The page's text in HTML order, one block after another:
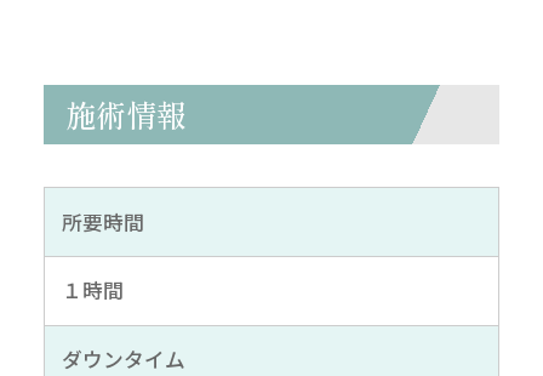
施術情報
所要時間
１時間
ダウンタイム